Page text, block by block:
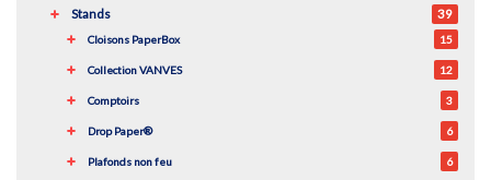
Stands 39
Cloisons PaperBox 15
Collection VANVES 12
Comptoirs 3
Drop Paper® 6
Plafonds non feu 6